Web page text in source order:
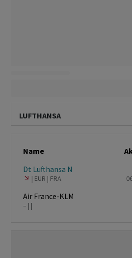
LUFTHANSA
Name
Dt Lufthansa N
EUR FRA
Air France-KLM
–